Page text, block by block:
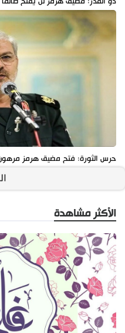
حرس الثورة: فتح مضيق هرمز مرهون
الأكثر مشاهدة